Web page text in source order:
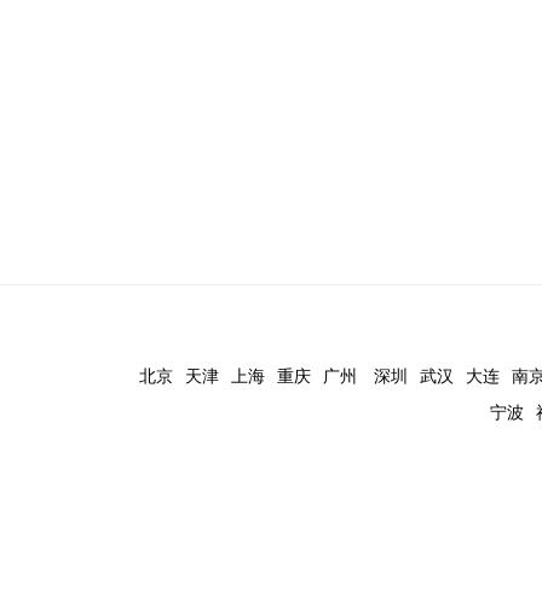
北京 天津 上海 重庆 广州 深圳 武汉 大连 南
宁波